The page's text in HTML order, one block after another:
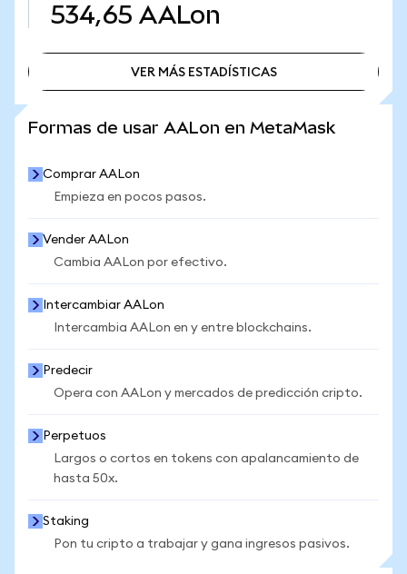
534,65 AALon
VER MÁS ESTADÍSTICAS
Formas de usar AALon en MetaMask
Comprar AALon
Empieza en pocos pasos.
Vender AALon
Cambia AALon por efectivo.
Intercambiar AALon
Intercambia AALon en y entre blockchains.
Predecir
Opera con AALon y mercados de predicción cripto.
Perpetuos
Largos o cortos en tokens con apalancamiento de
hasta 50x.
Staking
Pon tu cripto a trabajar y gana ingresos pasivos.